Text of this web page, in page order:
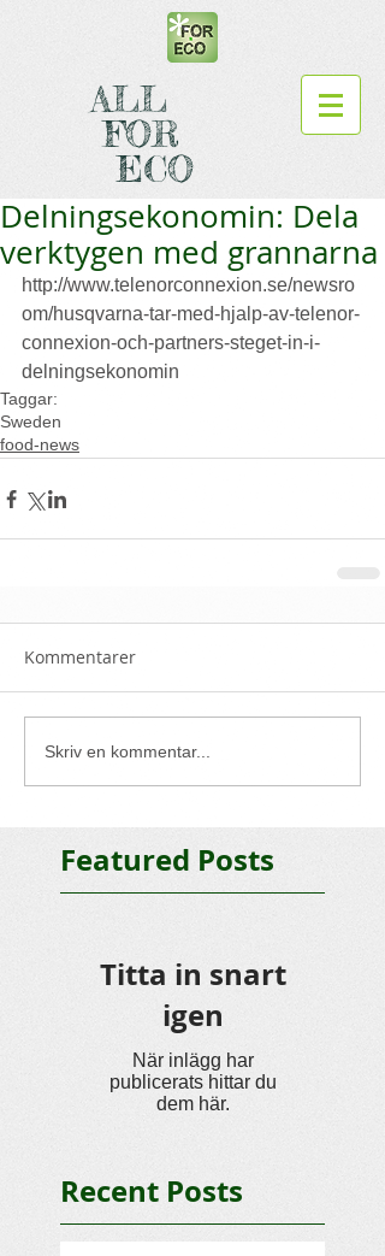
ALL
FOR
ECO
Featured Posts
Recent Posts
Delningsekonomin: Dela
verktygen med grannarna
http://www.telenorconnexion.se/newsro
om/husqvarna-tar-med-hjalp-av-telenor-
connexion-och-partners-steget-in-i-
delningsekonomin
Taggar:
Sweden
food-news
Kommentarer
Skriv en kommentar...
Titta in snart
igen
När inlägg har
publicerats hittar du
dem här.